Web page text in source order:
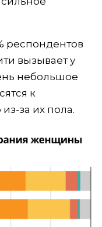
респондентов
вызывает у
небольшое
к
за их пола.